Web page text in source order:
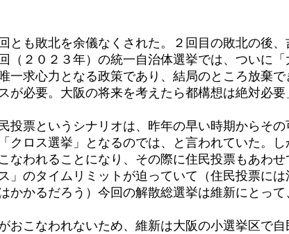
も敗北を余儀なくされた。２回目の敗北の後、
２０２３年）の統一自治体選挙では、ついに
求心力となる政策であり、結局のところ放棄
必要。大阪の将来を考えたら都構想は絶対必
というシナリオは、昨年の早い時期からその
ロス選挙」となるのでは、と言われていた。
われることになり、その際に住民投票もあわ
のタイムリミットが迫っていて（住民投票に
かるだろう）今回の解散総選挙は維新にとっ
こなわれないため、維新は大阪の小選挙区で自